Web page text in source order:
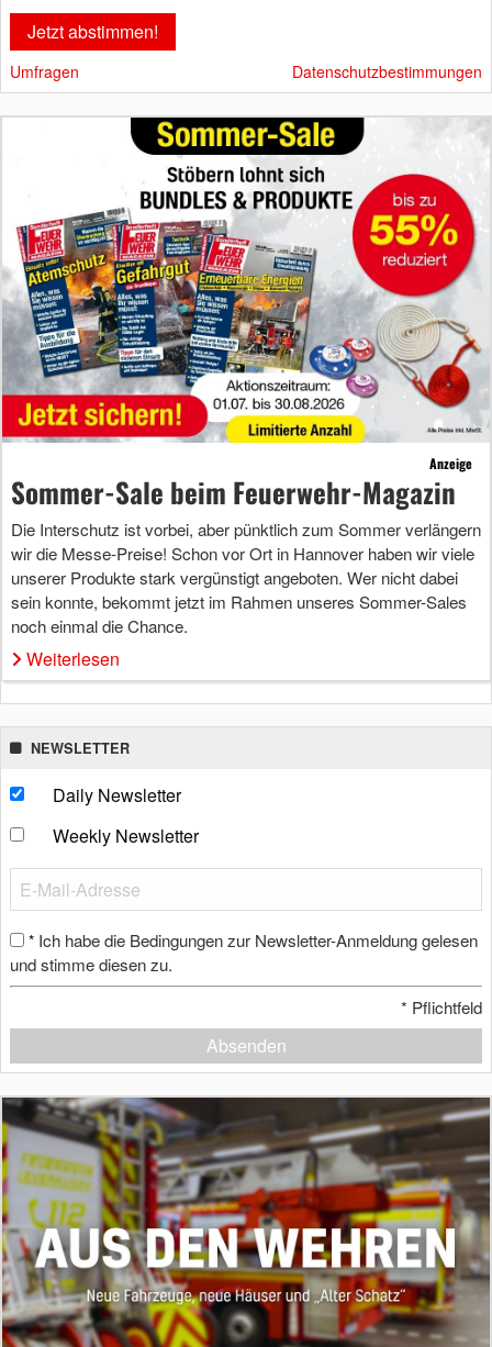
Umfragen Datenschutzbestimmungen
Anzeige
Sommer-Sale beim Feuerwehr-Magazin
Die Interschutz ist vorbei, aber pünktlich zum Sommer verlängern
wir die Messe-Preise! Schon vor Ort in Hannover haben wir viele
unserer Produkte stark vergünstigt angeboten. Wer nicht dabei
sein konnte, bekommt jetzt im Rahmen unseres Sommer-Sales
noch einmal die Chance.
Weiterlesen
NEWSLETTER
Daily Newsletter
Weekly Newsletter
* Ich habe die Bedingungen zur Newsletter-Anmeldung gelesen
und stimme diesen zu.
* Pflichtfeld
Absenden